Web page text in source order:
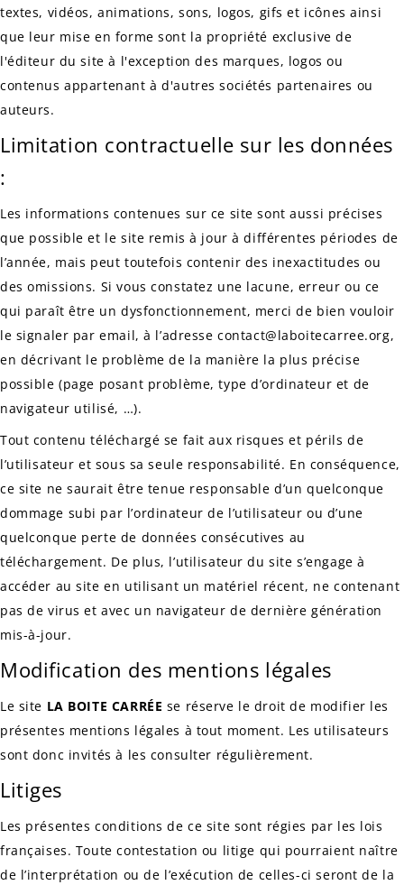
textes, vidéos, animations, sons, logos, gifs et icônes ainsi
que leur mise en forme sont la propriété exclusive de
l'éditeur du site à l'exception des marques, logos ou
contenus appartenant à d'autres sociétés partenaires ou
auteurs.
Limitation contractuelle sur les données
:
Les informations contenues sur ce site sont aussi précises
que possible et le site remis à jour à différentes périodes de
l’année, mais peut toutefois contenir des inexactitudes ou
des omissions. Si vous constatez une lacune, erreur ou ce
qui paraît être un dysfonctionnement, merci de bien vouloir
le signaler par email, à l’adresse contact@laboitecarree.org,
en décrivant le problème de la manière la plus précise
possible (page posant problème, type d’ordinateur et de
navigateur utilisé, …).
Tout contenu téléchargé se fait aux risques et périls de
l’utilisateur et sous sa seule responsabilité. En conséquence,
ce site ne saurait être tenue responsable d’un quelconque
dommage subi par l’ordinateur de l’utilisateur ou d’une
quelconque perte de données consécutives au
téléchargement. De plus, l’utilisateur du site s’engage à
accéder au site en utilisant un matériel récent, ne contenant
pas de virus et avec un navigateur de dernière génération
mis-à-jour.
Modification des mentions légales
Le site LA BOITE CARRÉE se réserve le droit de modifier les
présentes mentions légales à tout moment. Les utilisateurs
sont donc invités à les consulter régulièrement.
Litiges
Les présentes conditions de ce site sont régies par les lois
françaises. Toute contestation ou litige qui pourraient naître
de l’interprétation ou de l’exécution de celles-ci seront de la